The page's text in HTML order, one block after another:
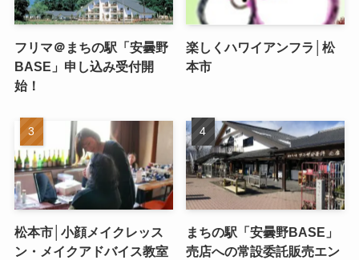
フリマ＠まちの駅「安曇野
BASE」申し込み受付開
始！
楽しくハワイアンフラ│松
本市
松本市│小顔メイクレッス
ン・メイクアドバイス教室
まちの駅「安曇野BASE」
売店への常設委託販売エン